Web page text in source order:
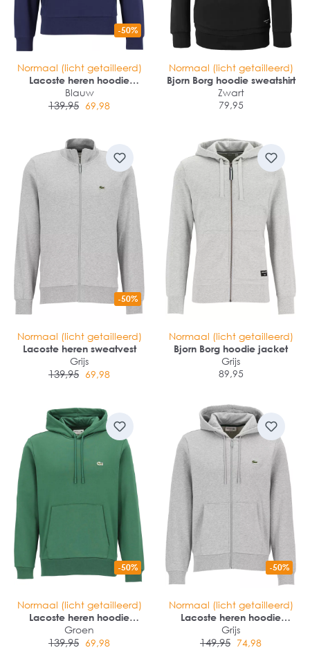
-50%
Normaal (licht getailleerd)
Lacoste heren hoodie
sweatshirt
Blauw
139,95 69,98
Normaal (licht getailleerd)
Bjorn Borg hoodie sweatshirt
Zwart
79,95
-50%
Normaal (licht getailleerd)
Lacoste heren sweatvest
Grijs
139,95 69,98
Normaal (licht getailleerd)
Bjorn Borg hoodie jacket
Grijs
89,95
-50%
Normaal (licht getailleerd)
Lacoste heren hoodie
sweatshirt
Groen
139,95 69,98
-50%
Normaal (licht getailleerd)
Lacoste heren hoodie
sweatsvest
Grijs
149,95 74,98